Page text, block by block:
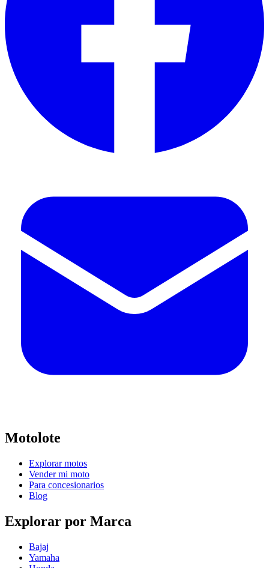
Motolote
Explorar motos
Vender mi moto
Para concesionarios
Blog
Explorar por Marca
Bajaj
Yamaha